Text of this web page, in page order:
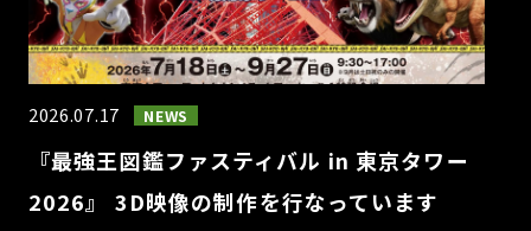
2026.07.17 NEWS
『最強王図鑑ファスティバル in 東京タワー
2026』 3D映像の制作を行なっています